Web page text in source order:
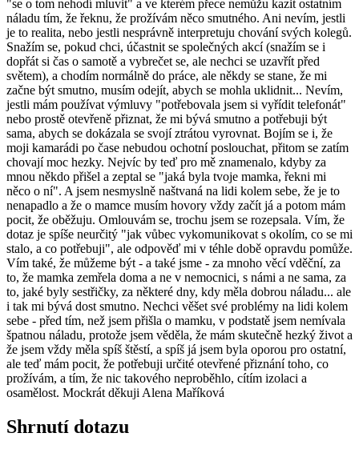
"se o tom nehodí mluvit" a ve kterém přece nemůžu kazit ostatním
náladu tím, že řeknu, že prožívám něco smutného. Ani nevím, jestli
je to realita, nebo jestli nesprávně interpretuju chování svých kolegů.
Snažím se, pokud chci, účastnit se společných akcí (snažím se i
dopřát si čas o samotě a vybrečet se, ale nechci se uzavřít před
světem), a chodím normálně do práce, ale někdy se stane, že mi
začne být smutno, musím odejít, abych se mohla uklidnit... Nevím,
jestli mám používat výmluvy "potřebovala jsem si vyřídit telefonát"
nebo prostě otevřeně přiznat, že mi bývá smutno a potřebuji být
sama, abych se dokázala se svojí ztrátou vyrovnat. Bojím se i, že
moji kamarádi po čase nebudou ochotní poslouchat, přitom se zatím
chovají moc hezky. Nejvíc by teď pro mě znamenalo, kdyby za
mnou někdo přišel a zeptal se "jaká byla tvoje mamka, řekni mi
něco o ní". A jsem nesmyslně naštvaná na lidi kolem sebe, že je to
nenapadlo a že o mamce musím hovory vždy začít já a potom mám
pocit, že oběžuju. Omlouvám se, trochu jsem se rozepsala. Vím, že
dotaz je spíše neurčitý "jak vůbec vykomunikovat s okolím, co se mi
stalo, a co potřebuji", ale odpověď mi v téhle době opravdu pomůže.
Vím také, že můžeme být - a také jsme - za mnoho věcí vděční, za
to, že mamka zemřela doma a ne v nemocnici, s námi a ne sama, za
to, jaké byly sestřičky, za některé dny, kdy měla dobrou náladu... ale
i tak mi bývá dost smutno. Nechci věšet své problémy na lidi kolem
sebe - před tím, než jsem přišla o mamku, v podstatě jsem nemívala
špatnou náladu, protože jsem věděla, že mám skutečně hezký život a
že jsem vždy měla spíš štěstí, a spíš já jsem byla oporou pro ostatní,
ale teď mám pocit, že potřebuji určité otevřené přiznání toho, co
prožívám, a tím, že nic takového neproběhlo, cítím izolaci a
osamělost. Mockrát děkuji Alena Maříková
Shrnutí dotazu